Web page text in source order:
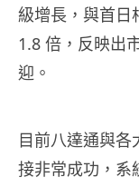
級增長，與首日
1.8 倍，反映出
迎。
目前八達通與
接非常成功，系